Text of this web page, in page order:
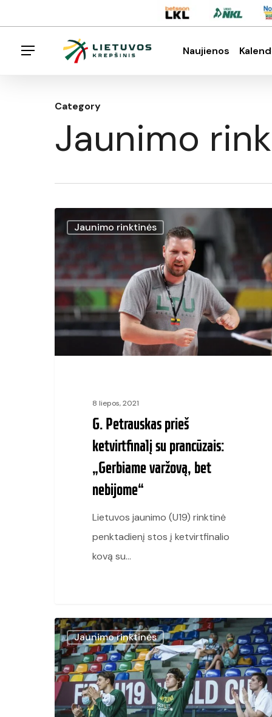
to
Spauskite enter klavišą norėdami ieškoti arba
Menu
Naujienos
Category
Jaunimo
Petrauskas
prieš
ketvirtfinalį
su
prancūzais:
„Gerbiame
varžovą,
Jaunimo rinktinės
8 liepos, 2021
G. Petrauskas prieš
ketvirtfinalį su prancūzais:
„Gerbiame varžovą, bet
nebijome“
Lietuvos jaunimo (U19) rinktinė
penktadienį stos į ketvirtfinalio
kovą su…
Devyniolikmečiai
užtikrintai
žengė
į
pasaulio
Jaunimo rinktinės